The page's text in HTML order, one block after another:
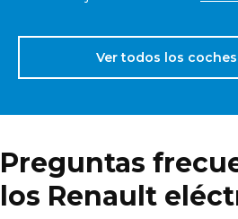
Ver todos los
Preguntas
los Renault